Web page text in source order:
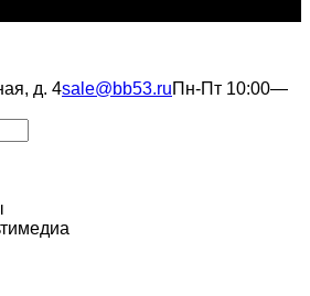
д. 4sale@bb53.ruПн-Пт 10:00—